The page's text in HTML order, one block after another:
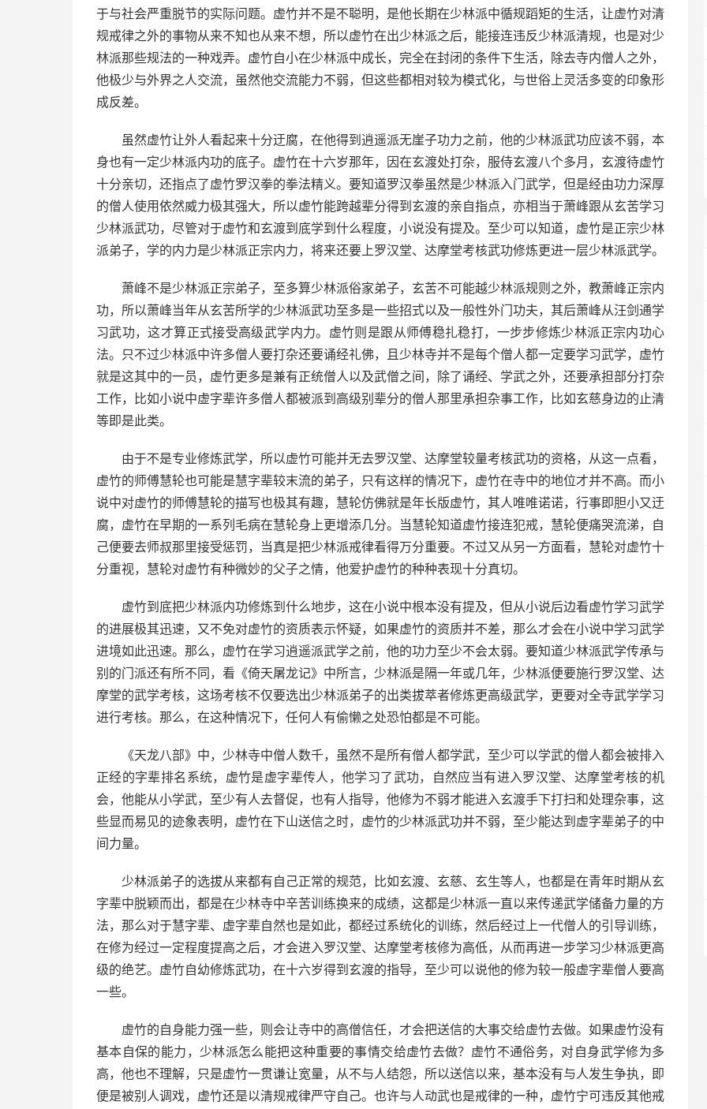
于与社会严重脱节的实际问题。虚竹并不是不聪明，是他长期在少林派中循规蹈矩的生活，让虚竹对清
规戒律之外的事物从来不知也从来不想，所以虚竹在出少林派之后，能接连违反少林派清规，也是对少
林派那些规法的一种戏弄。虚竹自小在少林派中成长，完全在封闭的条件下生活，除去寺内僧人之外，
他极少与外界之人交流，虽然他交流能力不弱，但这些都相对较为模式化，与世俗上灵活多变的印象形
成反差。
虽然虚竹让外人看起来十分迂腐，在他得到逍遥派无崖子功力之前，他的少林派武功应该不弱，本
身也有一定少林派内功的底子。虚竹在十六岁那年，因在玄渡处打杂，服侍玄渡八个多月，玄渡待虚竹
十分亲切，还指点了虚竹罗汉拳的拳法精义。要知道罗汉拳虽然是少林派入门武学，但是经由功力深厚
的僧人使用依然威力极其强大，所以虚竹能跨越辈分得到玄渡的亲自指点，亦相当于萧峰跟从玄苦学习
少林派武功，尽管对于虚竹和玄渡到底学到什么程度，小说没有提及。至少可以知道，虚竹是正宗少林
派弟子，学的内力是少林派正宗内力，将来还要上罗汉堂、达摩堂考核武功修炼更进一层少林派武学。
萧峰不是少林派正宗弟子，至多算少林派俗家弟子，玄苦不可能越少林派规则之外，教萧峰正宗内
功，所以萧峰当年从玄苦所学的少林派武功至多是一些招式以及一般性外门功夫，其后萧峰从汪剑通学
习武功，这才算正式接受高级武学内力。虚竹则是跟从师傅稳扎稳打，一步步修炼少林派正宗内功心
法。只不过少林派中许多僧人要打杂还要诵经礼佛，且少林寺并不是每个僧人都一定要学习武学，虚竹
就是这其中的一员，虚竹更多是兼有正统僧人以及武僧之间，除了诵经、学武之外，还要承担部分打杂
工作，比如小说中虚字辈许多僧人都被派到高级别辈分的僧人那里承担杂事工作，比如玄慈身边的止清
等即是此类。
由于不是专业修炼武学，所以虚竹可能并无去罗汉堂、达摩堂较量考核武功的资格，从这一点看，
虚竹的师傅慧轮也可能是慧字辈较末流的弟子，只有这样的情况下，虚竹在寺中的地位才并不高。而小
说中对虚竹的师傅慧轮的描写也极其有趣，慧轮仿佛就是年长版虚竹，其人唯唯诺诺，行事即胆小又迂
腐，虚竹在早期的一系列毛病在慧轮身上更增添几分。当慧轮知道虚竹接连犯戒，慧轮便痛哭流涕，自
己便要去师叔那里接受惩罚，当真是把少林派戒律看得万分重要。不过又从另一方面看，慧轮对虚竹十
分重视，慧轮对虚竹有种微妙的父子之情，他爱护虚竹的种种表现十分真切。
虚竹到底把少林派内功修炼到什么地步，这在小说中根本没有提及，但从小说后边看虚竹学习武学
的进展极其迅速，又不免对虚竹的资质表示怀疑，如果虚竹的资质并不差，那么才会在小说中学习武学
进境如此迅速。那么，虚竹在学习逍遥派武学之前，他的功力至少不会太弱。要知道少林派武学传承与
别的门派还有所不同，看《倚天屠龙记》中所言，少林派是隔一年或几年，少林派便要施行罗汉堂、达
摩堂的武学考核，这场考核不仅要选出少林派弟子的出类拔萃者修炼更高级武学，更要对全寺武学学习
进行考核。那么，在这种情况下，任何人有偷懒之处恐怕都是不可能。
《天龙八部》中，少林寺中僧人数千，虽然不是所有僧人都学武，至少可以学武的僧人都会被排入
正经的字辈排名系统，虚竹是虚字辈传人，他学习了武功，自然应当有进入罗汉堂、达摩堂考核的机
会，他能从小学武，至少有人去督促，也有人指导，他修为不弱才能进入玄渡手下打扫和处理杂事，这
些显而易见的迹象表明，虚竹在下山送信之时，虚竹的少林派武功并不弱，至少能达到虚字辈弟子的中
间力量。
少林派弟子的选拔从来都有自己正常的规范，比如玄渡、玄慈、玄生等人，也都是在青年时期从玄
字辈中脱颖而出，都是在少林寺中辛苦训练换来的成绩，这都是少林派一直以来传递武学储备力量的方
法，那么对于慧字辈、虚字辈自然也是如此，都经过系统化的训练，然后经过上一代僧人的引导训练，
在修为经过一定程度提高之后，才会进入罗汉堂、达摩堂考核修为高低，从而再进一步学习少林派更高
级的绝艺。虚竹自幼修炼武功，在十六岁得到玄渡的指导，至少可以说他的修为较一般虚字辈僧人要高
一些。
虚竹的自身能力强一些，则会让寺中的高僧信任，才会把送信的大事交给虚竹去做。如果虚竹没有
基本自保的能力，少林派怎么能把这种重要的事情交给虚竹去做？虚竹不通俗务，对自身武学修为多
高，他也不理解，只是虚竹一贯谦让宽量，从不与人结怨，所以送信以来，基本没有与人发生争执，即
便是被别人调戏，虚竹还是以清规戒律严守自己。也许与人动武也是戒律的一种，虚竹宁可违反其他戒